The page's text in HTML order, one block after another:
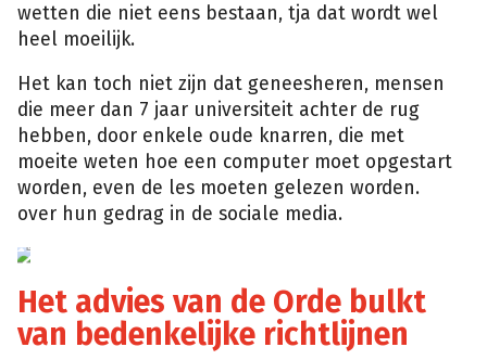
wetten die niet eens bestaan, tja dat wordt wel
heel moeilijk.
Het kan toch niet zijn dat geneesheren, mensen
die meer dan 7 jaar universiteit achter de rug
hebben, door enkele oude knarren, die met
moeite weten hoe een computer moet opgestart
worden, even de les moeten gelezen worden.
over hun gedrag in de sociale media.
milewalk.com
Het advies van de Orde bulkt
van bedenkelijke richtlijnen